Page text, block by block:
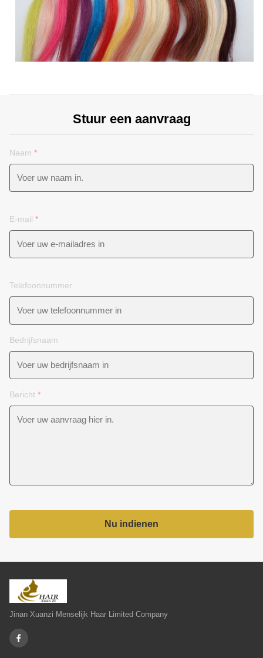
Stuur een aanvraag
Naam *
E-mail *
Telefoonnummer
Bedrijfsnaam
Bericht *
Nu indienen
Jinan Xuanzi Menselijk Haar Limited Company